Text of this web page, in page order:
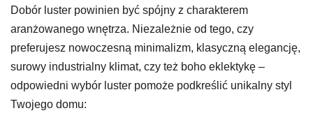
Dobór luster powinien być spójny z charakterem
aranżowanego wnętrza. Niezależnie od tego, czy
preferujesz nowoczesną minimalizm, klasyczną elegancję,
surowy industrialny klimat, czy też boho eklektykę –
odpowiedni wybór luster pomoże podkreślić unikalny styl
Twojego domu: